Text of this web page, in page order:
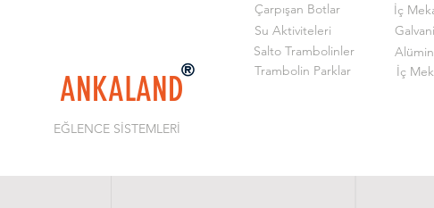
ANKALAND
EĞLENCE SİSTEMLERİ
Çarpışan Botlar
Su Aktiviteleri
Salto Trambolinler
Trambolin Parklar
İç
İç